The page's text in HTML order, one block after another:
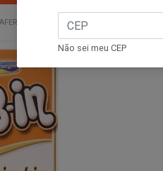
RECH BRIGAD 48G MONTEV
Não sei meu CEP